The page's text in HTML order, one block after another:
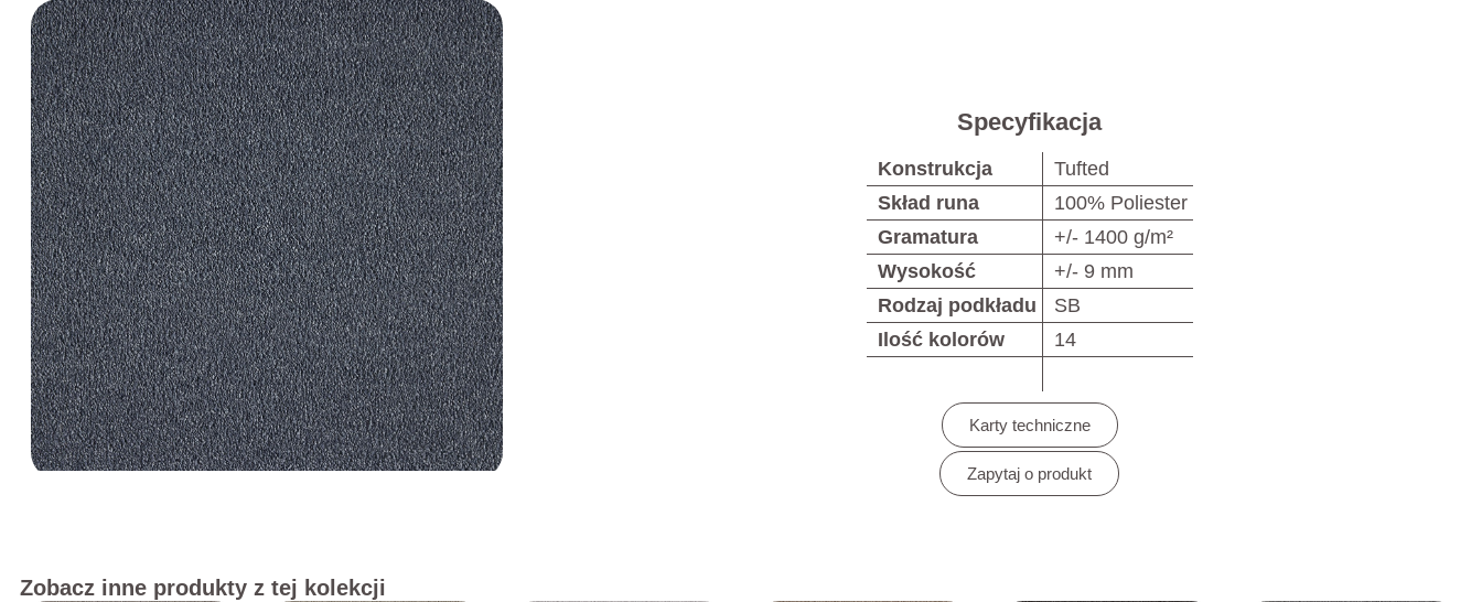
Specyfikacja
Konstrukcja
Tufted
Skład runa
100% Poliester
Gramatura
+/- 1400 g/m²
Wysokość
+/- 9 mm
Rodzaj podkładu
SB
Ilość kolorów
14
Karty techniczne
Zapytaj o produkt
Zobacz inne produkty z tej kolekcji